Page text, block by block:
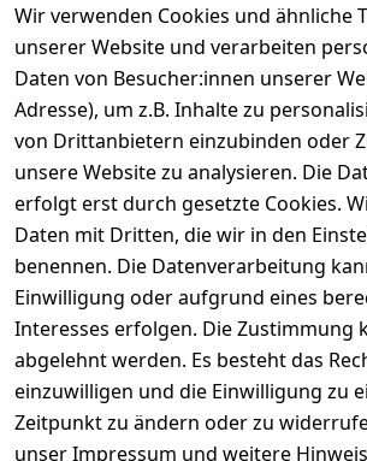
Wir verwenden Cookies und ähnliche
unserer Website und verarbeiten
Daten von Besucher:innen unserer
Adresse), um z.B. Inhalte zu
von Drittanbietern einzubinden oder
unsere Website zu analysieren. Die
erfolgt erst durch gesetzte Cookies.
Daten mit Dritten, die wir in den
benennen. Die Datenverarbeitung
Einwilligung oder aufgrund eines
Interesses erfolgen. Die Zustimmung
abgelehnt werden. Es besteht das
einzuwilligen und die Einwilligung zu
Zeitpunkt zu ändern oder zu
unserImpressum und weitere
Rechtliches
AGB
Impressum
Datenschutze
rklärung
Barrierefreihe
itserklärung
Widerrufsrec
ht
Über uns
Kontakt
Registrieren
Kataloge zum
Download
Pflege &
Kundendienst
Kiefermöbel
Hilfe
Wir
mit